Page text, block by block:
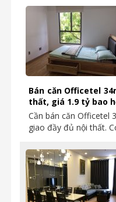
Bán căn Officetel
thất, giá 1.9 tỷ bao
Cần bán căn Officetel
giao đầy đủ nội thất.